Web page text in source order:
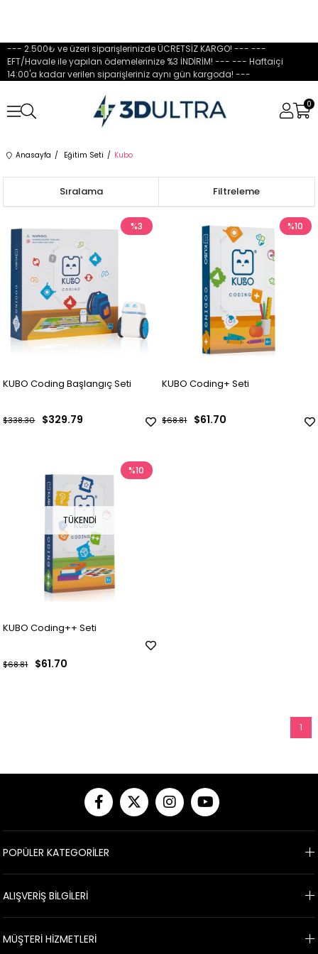
--- 2.500₺ ve üzeri siparişlerinizde ÜCRETSİZ KARGO! --- ---
EFT/Havale ile yapılan ödemelerinize %3 İNDİRİM! --- --- Haftaiçi
14:00'a kadar verilen siparişleriniz aynı gün kargoda! ---
0
Anasayfa Eğitim Seti Kubo
Filtreleme
Sıralama
KUBO Coding Başlangıç Seti
$329.79
$338.30
%3
KUBO Coding+ Seti
$61.70
$68.81
%10
TÜKENDI
KUBO Coding++ Seti
$61.70
$68.81
%10
1
POPÜLER KATEGORİLER
ALIŞVERİŞ BİLGİLERİ
MÜŞTERİ HİZMETLERİ